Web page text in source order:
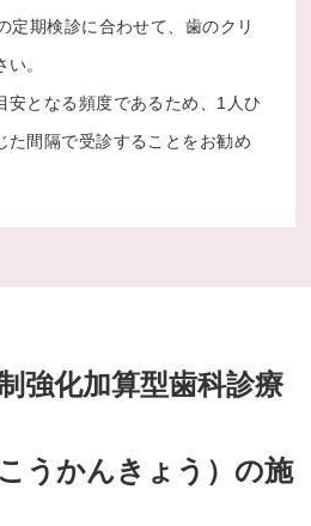
定期検診に合わせて、歯のクリ
。
安となる頻度であるため、1人ひ
た間隔で受診することをお勧め
強化加算型歯科診療
こうかんきょう）の施